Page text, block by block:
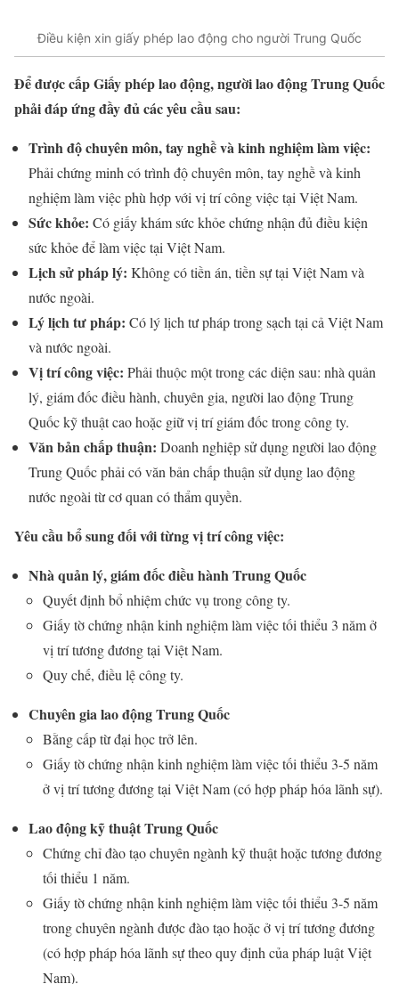
Điều kiện xin giấy phép lao động cho người Trung Quốc
Để được cấp Giấy phép lao động, người lao động Trung Quốc
phải đáp ứng đầy đủ các yêu cầu sau:
Trình độ chuyên môn, tay nghề và kinh nghiệm làm việc:
Phải chứng minh có trình độ chuyên môn, tay nghề và kinh
nghiệm làm việc phù hợp với vị trí công việc tại Việt Nam.
Sức khỏe: Có giấy khám sức khỏe chứng nhận đủ điều kiện
sức khỏe để làm việc tại Việt Nam.
Lịch sử pháp lý: Không có tiền án, tiền sự tại Việt Nam và
nước ngoài.
Lý lịch tư pháp: Có lý lịch tư pháp trong sạch tại cả Việt Nam
và nước ngoài.
Vị trí công việc: Phải thuộc một trong các diện sau: nhà quản
lý, giám đốc điều hành, chuyên gia, người lao động Trung
Quốc kỹ thuật cao hoặc giữ vị trí giám đốc trong công ty.
Văn bản chấp thuận: Doanh nghiệp sử dụng người lao động
Trung Quốc phải có văn bản chấp thuận sử dụng lao động
nước ngoài từ cơ quan có thẩm quyền.
Yêu cầu bổ sung đối với từng vị trí công việc:
Nhà quản lý, giám đốc điều hành Trung Quốc
Quyết định bổ nhiệm chức vụ trong công ty.
Giấy tờ chứng nhận kinh nghiệm làm việc tối thiểu 3 năm ở
vị trí tương đương tại Việt Nam.
Quy chế, điều lệ công ty.
Chuyên gia lao động Trung Quốc
Bằng cấp từ đại học trở lên.
Giấy tờ chứng nhận kinh nghiệm làm việc tối thiểu 3-5 năm
ở vị trí tương đương tại Việt Nam (có hợp pháp hóa lãnh sự).
Lao động kỹ thuật Trung Quốc
Chứng chỉ đào tạo chuyên ngành kỹ thuật hoặc tương đương
tối thiểu 1 năm.
Giấy tờ chứng nhận kinh nghiệm làm việc tối thiểu 3-5 năm
trong chuyên ngành được đào tạo hoặc ở vị trí tương đương
(có hợp pháp hóa lãnh sự theo quy định của pháp luật Việt
Nam).